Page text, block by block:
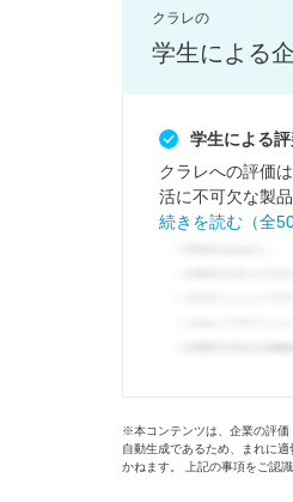
クラレの
学生による
学生による
クラレへの評価
活に不可欠な製
続きを読む（全
※本コンテンツは、企業の評価
自動生成であるため、まれに
かねます。 上記の事項をご認